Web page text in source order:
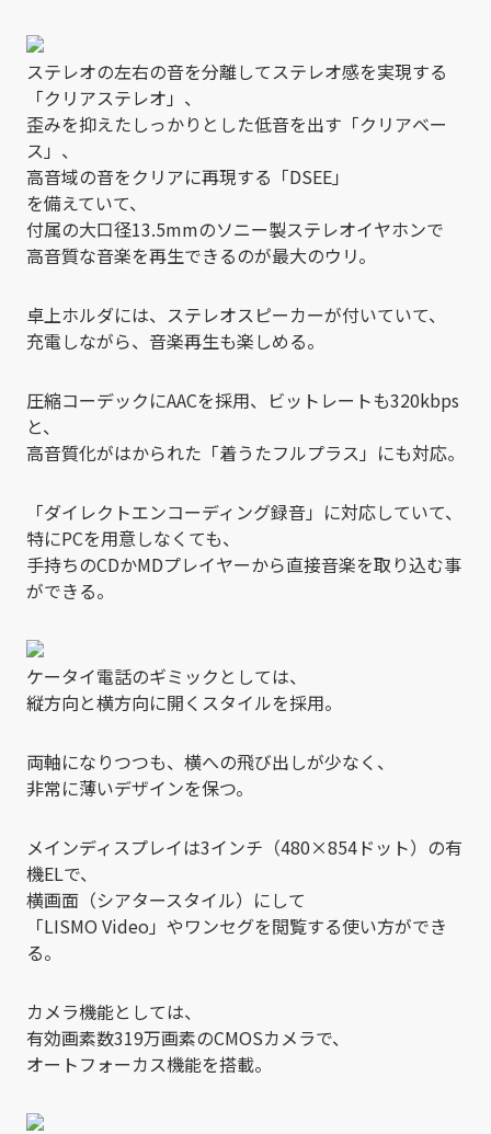
ステレオの左右の音を分離してステレオ感を実現する
「クリアステレオ」、
歪みを抑えたしっかりとした低音を出す「クリアベー
ス」、
高音域の音をクリアに再現する「DSEE」
を備えていて、
付属の大口径13.5mmのソニー製ステレオイヤホンで
高音質な音楽を再生できるのが最大のウリ。
卓上ホルダには、ステレオスピーカーが付いていて、
充電しながら、音楽再生も楽しめる。
圧縮コーデックにAACを採用、ビットレートも320kbps
と、
高音質化がはかられた「着うたフルプラス」にも対応。
「ダイレクトエンコーディング録音」に対応していて、
特にPCを用意しなくても、
手持ちのCDかMDプレイヤーから直接音楽を取り込む事
ができる。
ケータイ電話のギミックとしては、
縦方向と横方向に開くスタイルを採用。
両軸になりつつも、横への飛び出しが少なく、
非常に薄いデザインを保つ。
メインディスプレイは3インチ（480×854ドット）の有
機ELで、
横画面（シアタースタイル）にして
「LISMO Video」やワンセグを閲覧する使い方ができ
る。
カメラ機能としては、
有効画素数319万画素のCMOSカメラで、
オートフォーカス機能を搭載。